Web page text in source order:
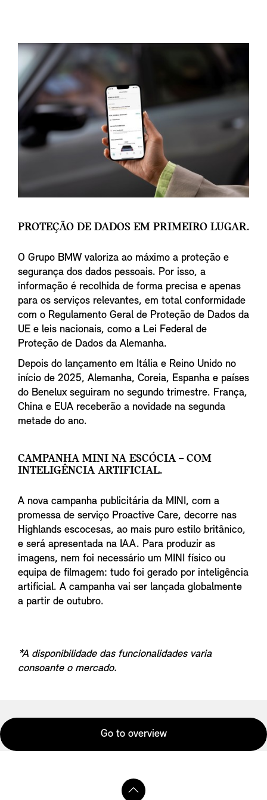
PROTEÇÃO DE DADOS EM PRIMEIRO LUGAR.
O Grupo BMW valoriza ao máximo a proteção e
segurança dos dados pessoais. Por isso, a
informação é recolhida de forma precisa e apenas
para os serviços relevantes, em total conformidade
com o Regulamento Geral de Proteção de Dados da
UE e leis nacionais, como a Lei Federal de
Proteção de Dados da Alemanha.
Depois do lançamento em Itália e Reino Unido no
início de 2025, Alemanha, Coreia, Espanha e países
do Benelux seguiram no segundo trimestre. França,
China e EUA receberão a novidade na segunda
metade do ano.
CAMPANHA MINI NA ESCÓCIA – COM
INTELIGÊNCIA ARTIFICIAL.
A nova campanha publicitária da MINI, com a
promessa de serviço Proactive Care, decorre nas
Highlands escocesas, ao mais puro estilo britânico,
e será apresentada na IAA. Para produzir as
imagens, nem foi necessário um MINI físico ou
equipa de filmagem: tudo foi gerado por inteligência
artificial. A campanha vai ser lançada globalmente
a partir de outubro.
*A disponibilidade das funcionalidades varia
consoante o mercado.
Go to overview